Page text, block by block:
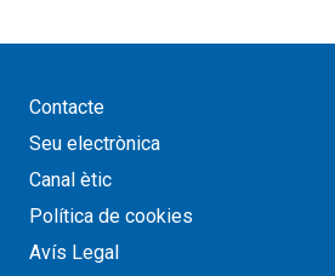
Contacte
Seu electrònica
Canal ètic
Política de cookies
Avís Legal